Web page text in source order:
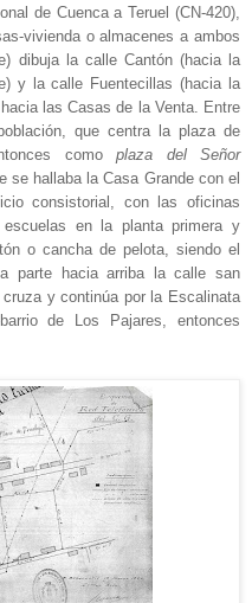
de Cuenca a Teruel (CN-420),
vivienda o almacenes a ambos
dibuja la calle Cantón (hacia la
y la calle Fuentecillas (hacia la
las Casas de la Venta. Entre
que centra la plaza de
comoplaza del Señor
se hallaba la Casa Grande con el
consistorial, con las oficinas
en la planta primera y
o cancha de pelota, siendo el
parte hacia arriba la calle san
y continúa por la Escalinata
de Los Pajares, entonces